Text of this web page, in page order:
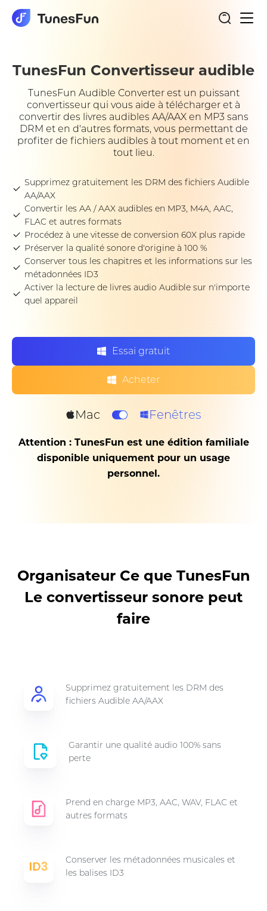
la
Convertisseur audible
TunesFun Convertisseur audible
TunesFun Audible Converter est un puissant
convertisseur qui vous aide à télécharger et à
convertir des livres audibles AA/AAX en MP3 sans
DRM et en d'autres formats, vous permettant de
profiter de fichiers audibles à tout moment et en
tout lieu.
Supprimez gratuitement les DRM des fichiers Audible
AA/AAX
Convertir les AA / AAX audibles en MP3, M4A, AAC,
FLAC et autres formats
Procédez à une vitesse de conversion 60X plus rapide
Préserver la qualité sonore d'origine à 100 %
Conserver tous les chapitres et les informations sur les
métadonnées ID3
Activer la lecture de livres audio Audible sur n'importe
quel appareil
Essai gratuit
Acheter
Mac Fenêtres
Attention : TunesFun est une édition familiale
disponible uniquement pour un usage
personnel.
Organisateur Ce que TunesFun
Le convertisseur sonore peut
faire
Supprimez gratuitement les DRM des
fichiers Audible AA/AAX
Garantir une qualité audio 100% sans
perte
Prend en charge MP3, AAC, WAV, FLAC et
autres formats
Conserver les métadonnées musicales et
les balises ID3